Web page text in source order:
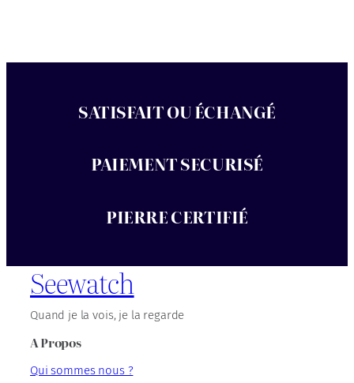
SATISFAIT OU ÉCHANGÉ
PAIEMENT SECURISÉ
PIERRE CERTIFIÉ
Seewatch
Quand je la vois, je la regarde
A Propos
Qui sommes nous ?